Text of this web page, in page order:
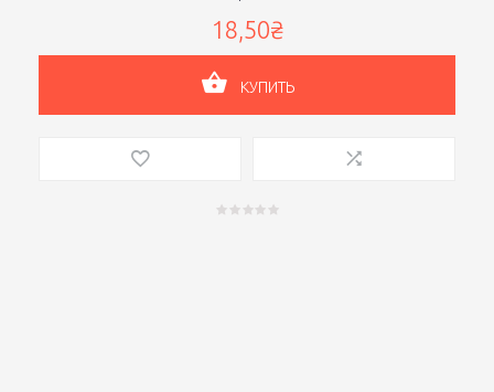
18,50₴
КУПИТЬ